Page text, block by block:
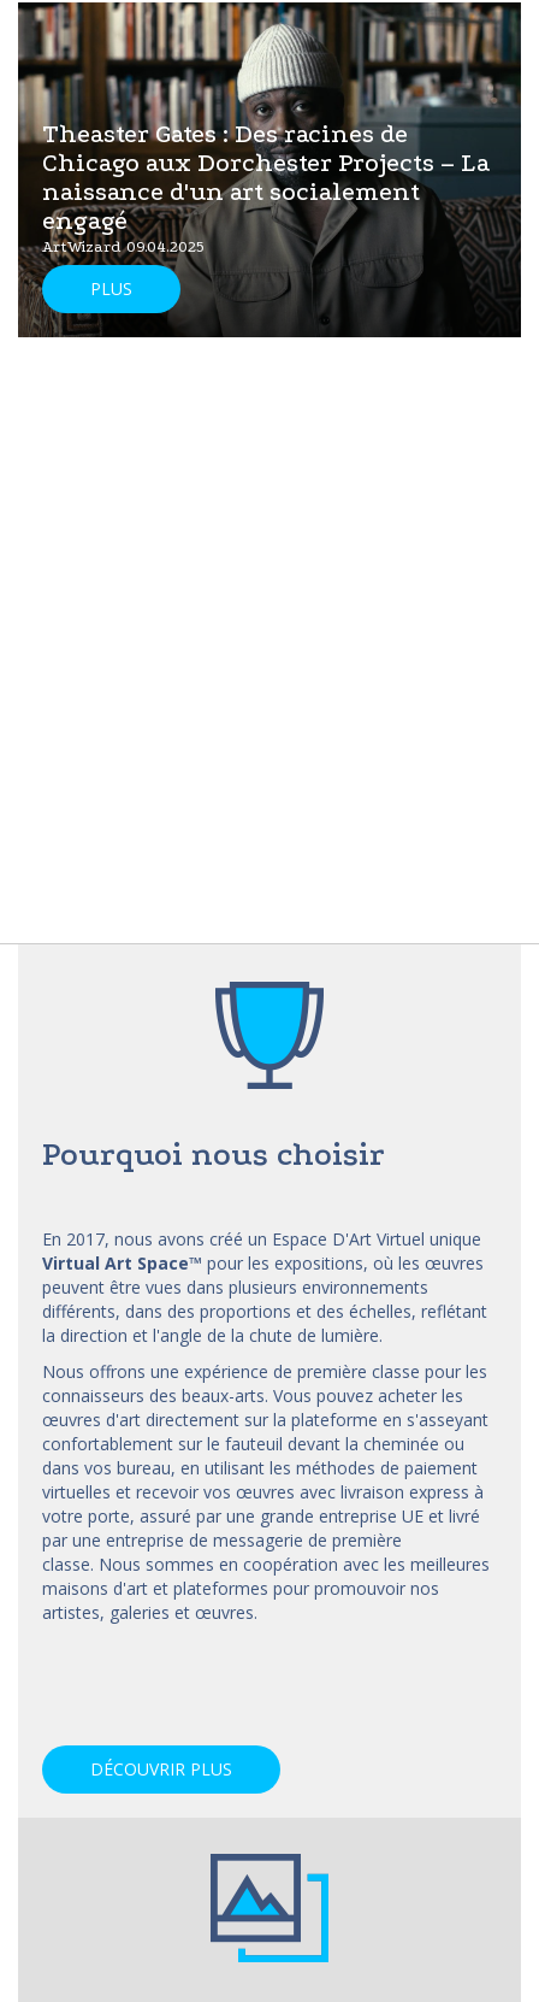
Theaster Gates : Des racines de
Chicago aux Dorchester Projects – La
naissance d'un art socialement
engagé
ArtWizard 09.04.2025
PLUS
Pourquoi nous choisir
En 2017, nous avons créé un Espace D'Art Virtuel unique
Virtual Art Space™ pour les expositions, où les œuvres
peuvent être vues dans plusieurs environnements
différents, dans des proportions et des échelles, reflétant
la direction et l'angle de la chute de lumière.
Nous offrons une expérience de première classe pour les
connaisseurs des beaux-arts. Vous pouvez acheter les
œuvres d'art directement sur la plateforme en s'asseyant
confortablement sur le fauteuil devant la cheminée ou
dans vos bureau, en utilisant les méthodes de paiement
virtuelles et recevoir vos œuvres avec livraison express à
votre porte, assuré par une grande entreprise UE et livré
par une entreprise de messagerie de première
classe. Nous sommes en coopération avec les meilleures
maisons d'art et plateformes pour promouvoir nos
artistes, galeries et œuvres.
DÉCOUVRIR PLUS